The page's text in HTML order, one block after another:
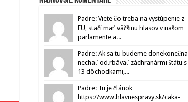
Padre: Viete čo treba na vystúpenie z
EU, stačí mať väčšinu hlasov v našom
parlamente a...
Padre: Ak sa tu budeme donekonečna
nechať od.rbávať záchranármi štátu s
13 dôchodkami,...
Padre: Tu je článok
https://www.hlavnespravy.sk/caka-